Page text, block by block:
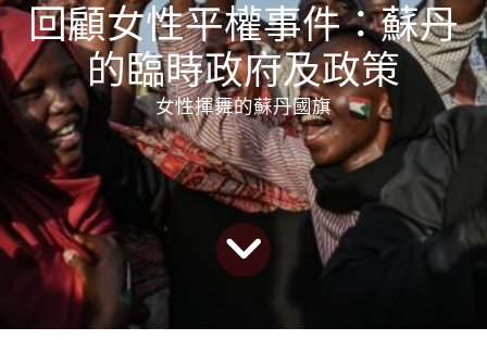
回顧女性平權事件：蘇丹
的臨時政府及政策
女性揮舞的蘇丹國旗